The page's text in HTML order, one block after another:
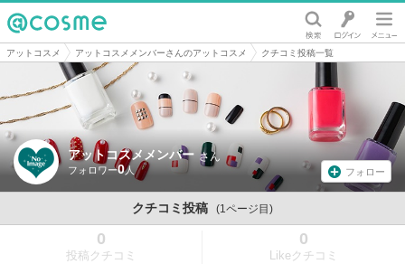
@cosme
アットコスメ アットコスメメンバーさんのアットコスメ クチコミ投稿一覧
アットコスメメンバー さん
0 フォロー
クチコミ投稿 (1ページ目)
0
投稿クチコミ
0
Likeクチコミ